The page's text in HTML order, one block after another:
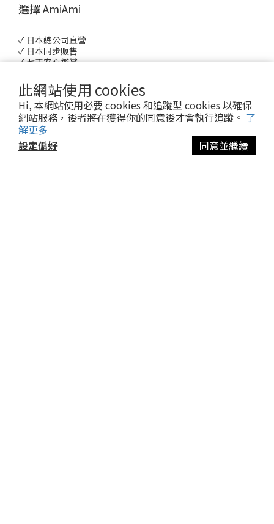
此網站使用 cookies
Hi, 本網站使用必要 cookies 和追蹤型 cookies 以確保
網站服務，後者將在獲得你的同意後才會執行追蹤。 了
解更多
設定偏好
同意並繼續
立即購買
選擇 AmiAmi
✓ 日本總公司直營
✓ 日本同步販售
✓ 七天安心鑑賞
關於我們
品牌故事
品牌介紹